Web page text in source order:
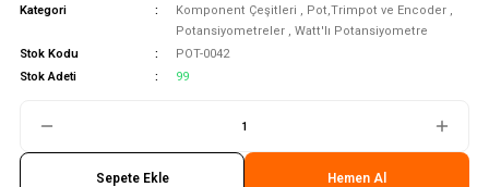
Kategori Komponent Çeşitleri , Pot,Trimpot ve Encoder ,
Potansiyometreler , Watt'lı Potansiyometre
Stok Kodu
POT-0042
Stok Adeti
99
Sepete Ekle Hemen Al